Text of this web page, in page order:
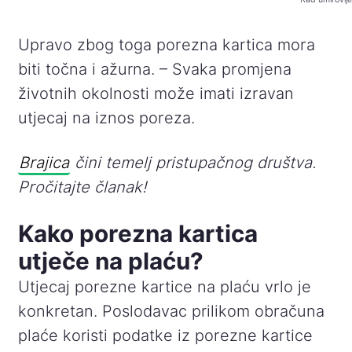
Upravo zbog toga porezna kartica mora
biti točna i ažurna. – Svaka promjena
životnih okolnosti može imati izravan
utjecaj na iznos poreza.
Brajicačini temelj pristupačnog društva.
Pročitajte članak!
Kako porezna kartica
utječe na plaću?
Utjecaj porezne kartice na plaću vrlo je
konkretan. Poslodavac prilikom obračuna
plaće koristi podatke iz porezne kartice